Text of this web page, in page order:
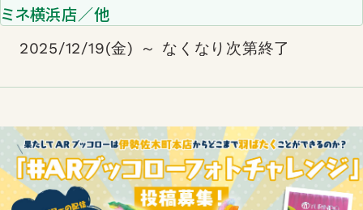
ミネ横浜店／他
2025/12/19(金) ～ なくなり次第終了